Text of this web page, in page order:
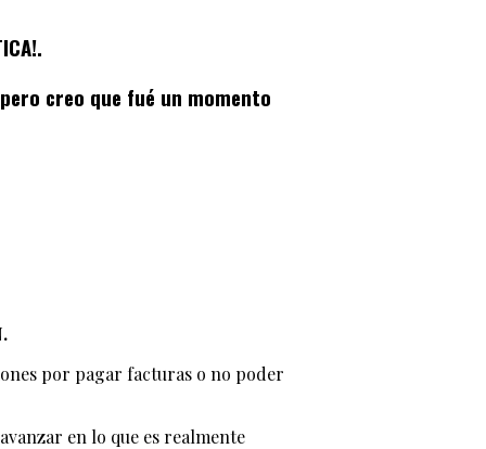
creo que fué un momento
por pagar facturas o no poder
en lo que es realmente